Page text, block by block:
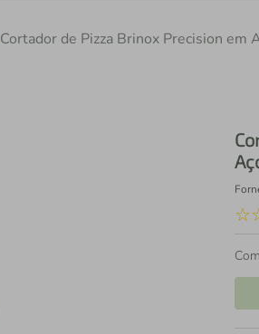
Cortador de Pizza Brinox Precision em
☆